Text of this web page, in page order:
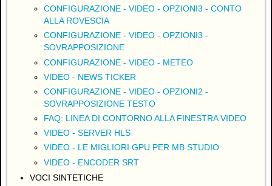
CONFIGURAZIONE - VIDEO - OPZIONI3 - CONTO
ALLA ROVESCIA
CONFIGURAZIONE - VIDEO - OPZIONI3 -
SOVRAPPOSIZIONE
CONFIGURAZIONE - VIDEO - METEO
VIDEO - NEWS TICKER
CONFIGURAZIONE - VIDEO - OPZIONI2 -
SOVRAPPOSIZIONE TESTO
FAQ: LINEA DI CONTORNO ALLA FINESTRA VIDEO
VIDEO - SERVER HLS
VIDEO - LE MIGLIORI GPU PER MB STUDIO
VIDEO - ENCODER SRT
VOCI SINTETICHE